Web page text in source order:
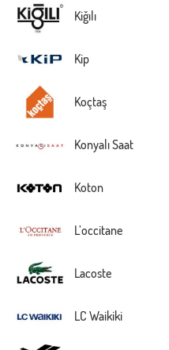
Kiğılı
Kip
Koçtaş
Konyalı Saat
Koton
L’occitane
Lacoste
LC Waikiki